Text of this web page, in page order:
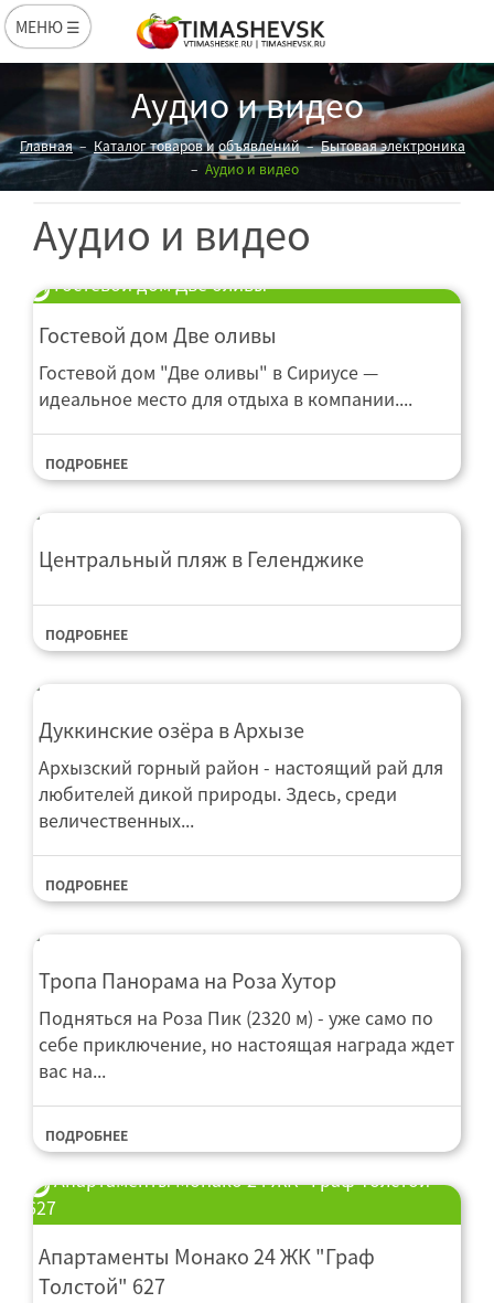
МЕНЮ ☰
Аудио и видео
Главная Каталог товаров и объявлений
Бытовая электроника
Аудио и видео
Аудио и видео
Гостевой дом Две оливы
Гостевой дом Две оливы
Гостевой дом "Две оливы" в Сириусе —
идеальное место для отдыха в компании....
ПОДРОБНЕЕ
Центральный пляж в Геленджике
ПОДРОБНЕЕ
Дуккинские озёра в Архызе
Архызский горный район - настоящий рай для
любителей дикой природы. Здесь, среди
величественных...
ПОДРОБНЕЕ
Тропа Панорама на Роза Хутор
Подняться на Роза Пик (2320 м) - уже само по
себе приключение, но настоящая награда ждет
вас на...
ПОДРОБНЕЕ
Апартаменты Монако 24 ЖК "Граф Толстой"
627
Апартаменты Монако 24 ЖК "Граф
Толстой" 627